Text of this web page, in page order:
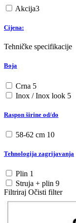
Akcija3
Cijena:
Tehničke specifikacije
Boja
Crna 5
Inox / Inox look 5
Raspon širine od/do
58-62 cm 10
Tehnologija zagrijavanja
Plin 1
Struja + plin 9
Filtriraj Očisti filter